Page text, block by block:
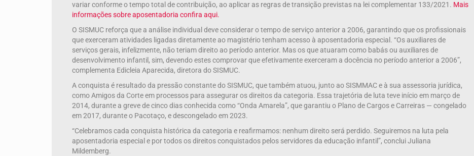
variar conforme o tempo total de contribuição, ao aplicar as regras de transição previstas na lei complementar 133/2021. Mais
informações sobre aposentadoria confira aqui.
O SISMUC reforça que a análise individual deve considerar o tempo de serviço anterior a 2006, garantindo que os profissionais
que exerceram atividades ligadas diretamente ao magistério tenham acesso à aposentadoria especial. “Os auxiliares de
serviços gerais, infelizmente, não teriam direito ao período anterior. Mas os que atuaram como babás ou auxiliares de
desenvolvimento infantil, sim, devendo estes comprovar que efetivamente exerceram a docência no período anterior a 2006”,
complementa Edicleia Aparecida, diretora do SISMUC.
A conquista é resultado da pressão constante do SISMUC, que também atuou, junto ao SISMMAC e à sua assessoria jurídica,
como Amigos da Corte em processos para assegurar os direitos da categoria. Essa trajetória de luta teve início em março de
2014, durante a greve de cinco dias conhecida como “Onda Amarela”, que garantiu o Plano de Cargos e Carreiras — congelado
em 2017, durante o Pacotaço, e descongelado em 2023.
“Celebramos cada conquista histórica da categoria e reafirmamos: nenhum direito será perdido. Seguiremos na luta pela
aposentadoria especial e por todos os direitos conquistados pelos servidores da educação infantil”, conclui Juliana
Mildemberg.